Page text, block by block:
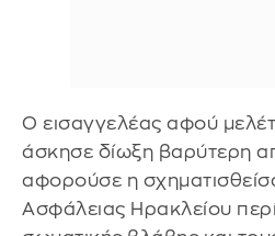
Ο εισαγγελέας αφού
άσκησε δίωξη βαρύτερη
αφορούσε η
Ασφάλειας Ηρακλείου